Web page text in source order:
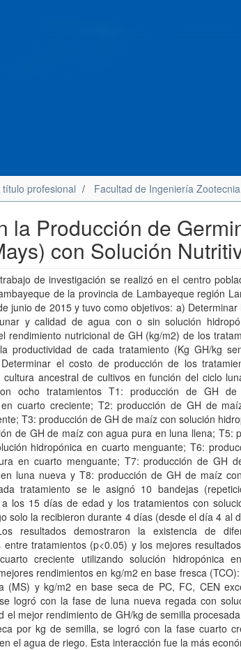
título profesional Facultad de Ingeniería Zootecnia
la Producción de
con Solución
de investigación se realizó en el centro
de la provincia de Lambayeque región
junio de 2015 y tuvo como objetivos: a) Determinar
y calidad de agua con o sin solución
rendimiento nutricional de GH (kg/m2) de los
productividad de cada tratamiento (Kg GH/kg
el costo de producción de los
cultura ancestral de cultivos en función del ciclo
ocho tratamientos T1: producción de GH
en cuarto creciente; T2: producción de GH de
T3: producción de GH de maíz con solución
de GH de maíz con agua pura en luna llena; T5:
hidropónica en cuarto menguante; T6:
en cuarto menguante; T7: producción de GH
luna nueva y T8: producción de GH de maíz
tratamiento se le asignó 10 bandejas
a los 15 días de edad y los tratamientos con
solo la recibieron durante 4 días (desde el día 4 al
resultados demostraron la existencia de
entre tratamientos (p<0.05) y los mejores
creciente utilizando solución hidropónica
rendimientos en kg/m2 en base fresca
(MS) y kg/m2 en base seca de PC, FC, CEN
logró con la fase de luna nueva regada con
el mejor rendimiento de GH/kg de semilla
por kg de semilla, se logró con la fase cuarto
el agua de riego. Esta interacción fue la más